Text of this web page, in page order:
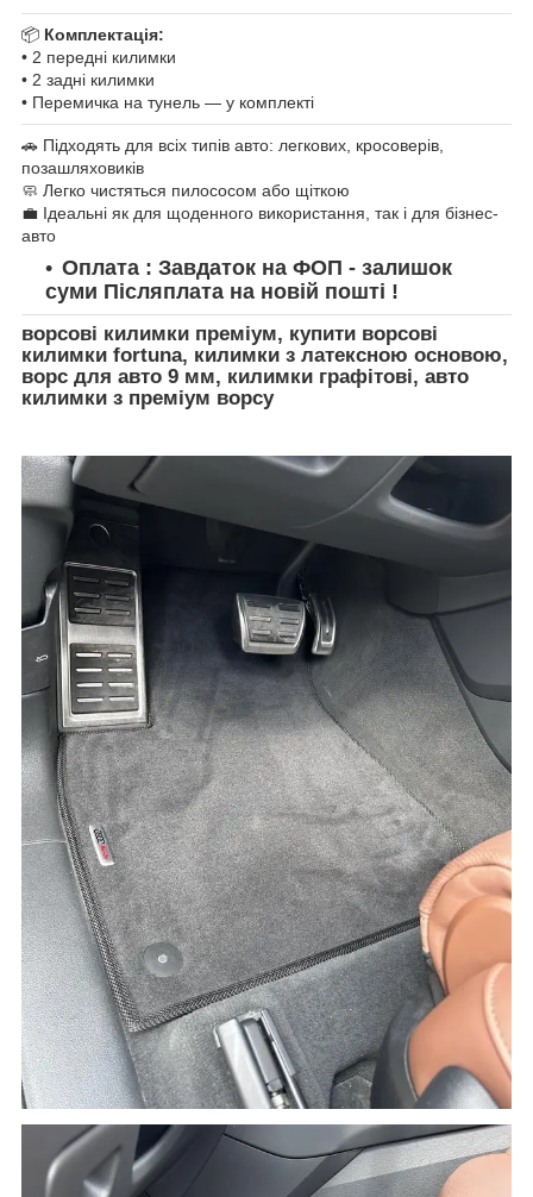
📦 Комплектація:
• 2 передні килимки
• 2 задні килимки
• Перемичка на тунель — у комплекті
🚗 Підходять для всіх типів авто: легкових, кросоверів,
позашляховиків
🧼 Легко чистяться пилососом або щіткою
💼 Ідеальні як для щоденного використання, так і для бізнес-
авто
Оплата : Завдаток на ФОП - залишок
суми Післяплата на новій пошті !
ворсові килимки преміум, купити ворсові
килимки fortuna, килимки з латексною основою,
ворс для авто 9 мм, килимки графітові, авто
килимки з преміум ворсу